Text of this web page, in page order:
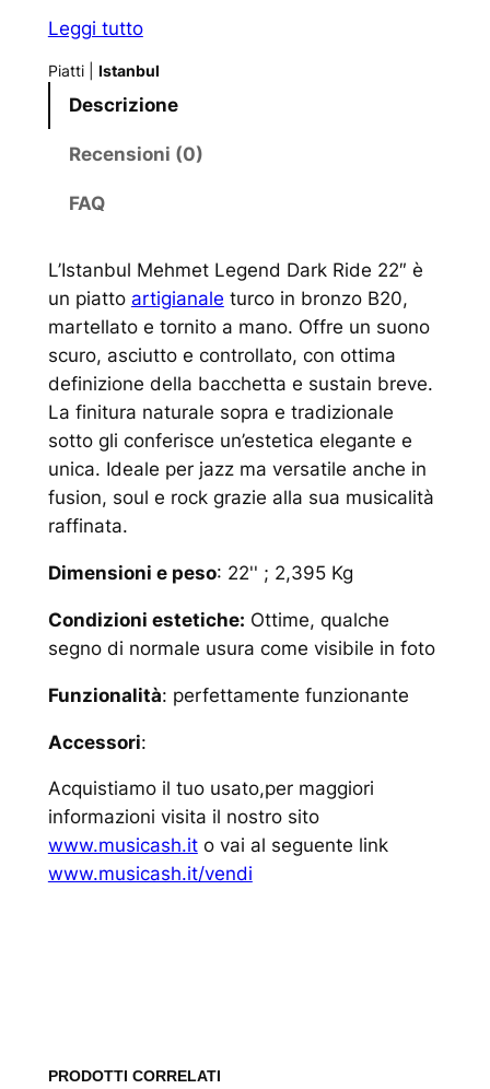
Leggi tutto
Piatti| Istanbul
Descrizione
Recensioni (0)
FAQ
L’Istanbul Mehmet Legend Dark Ride 22″ è
un piatto artigianale turco in bronzo B20,
martellato e tornito a mano. Offre un suono
scuro, asciutto e controllato, con ottima
definizione della bacchetta e sustain breve.
La finitura naturale sopra e tradizionale
sotto gli conferisce un’estetica elegante e
unica. Ideale per jazz ma versatile anche in
fusion, soul e rock grazie alla sua musicalità
raffinata.
Dimensioni e peso: 22'' ; 2,395 Kg
Condizioni estetiche: Ottime, qualche
segno di normale usura come visibile in foto
Funzionalità: perfettamente funzionante
Accessori:
Acquistiamo il tuo usato,per maggiori
informazioni visita il nostro sito
www.musicash.ito vai al seguente link
www.musicash.it/vendi
PRODOTTI CORRELATI